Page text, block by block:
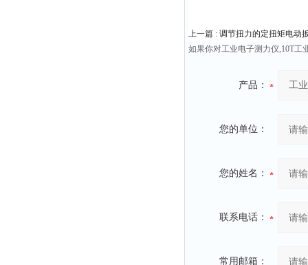
上一篇 : 调节扭力的定扭矩电动
如果你对工业电子测力仪,10T工
产品：
您的单位：
您的姓名：
联系电话：
常用邮箱：